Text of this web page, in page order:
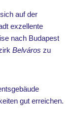
auf der
exzellente
nach Budapest
Belváros zu
gut erreichen.